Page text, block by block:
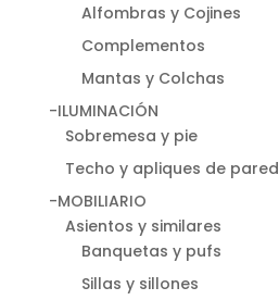
Alfombras y Cojines
Complementos
Mantas y Colchas
-ILUMINACIÓN
Sobremesa y pie
Techo y apliques de pared
-MOBILIARIO
Asientos y similares
Banquetas y pufs
Sillas y sillones